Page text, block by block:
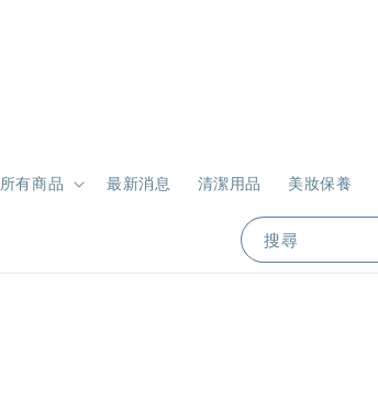
搜尋
所有商品 最新消息 清潔用品 美妝保養